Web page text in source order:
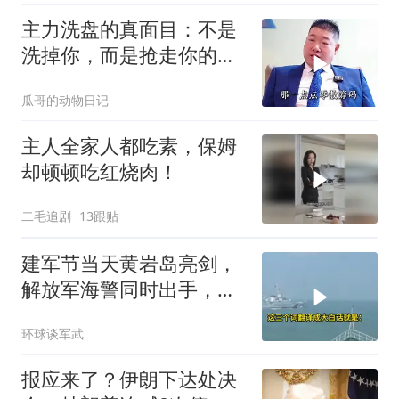
主力洗盘的真面目：不是
洗掉你，而是抢走你的廉
瓜哥的动物日记
主人全家人都吃素，保姆
却顿顿吃红烧肉！
二毛追剧 13跟贴
建军节当天黄岩岛亮剑，
解放军海警同时出手，菲
环球谈军武
报应来了？伊朗下达处决